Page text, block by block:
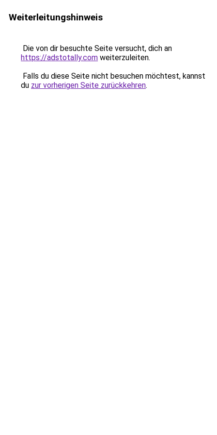
Weiterleitungshinweis
Die von dir besuchte Seite versucht, dich an
https://adstotally.com weiterzuleiten.
Falls du diese Seite nicht besuchen möchtest, kannst
du zur vorherigen Seite zurückkehren.